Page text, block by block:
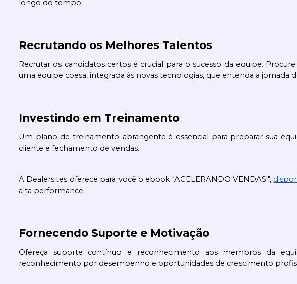
longo do tempo.
Recrutando os Melhores Talentos
Recrutar os candidatos certos é crucial para o sucesso da equipe.
uma equipe coesa, integrada às novas tecnologias, que entenda a jornada
Investindo em Treinamento
Um plano de treinamento abrangente é essencial para preparar sua
cliente e fechamento de vendas.
A Dealersites oferece para você o ebook "ACELERANDO VENDAS!",
alta performance.
Fornecendo Suporte e Motivação
Ofereça suporte contínuo e reconhecimento aos membros da
reconhecimento por desempenho e oportunidades de crescimento